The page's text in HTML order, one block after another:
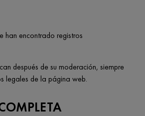
han encontrado registros
después de su moderación, siempre
legales de la página web.